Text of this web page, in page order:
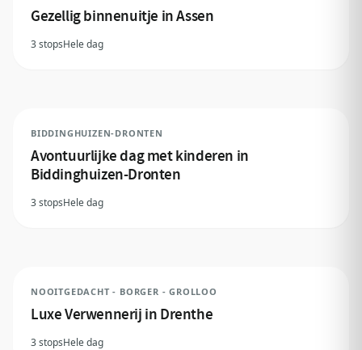
Gezellig binnenuitje in Assen
3 stopsHele dag
BIDDINGHUIZEN-DRONTEN
Avontuurlijke dag met kinderen in
Biddinghuizen-Dronten
3 stopsHele dag
NOOITGEDACHT - BORGER - GROLLOO
Luxe Verwennerij in Drenthe
3 stopsHele dag